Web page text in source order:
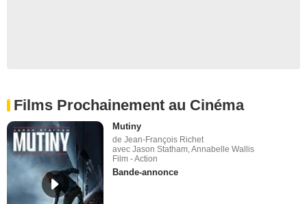
Films Prochainement au Cinéma
Mutiny
de Jean-François Richet
avec Jason Statham, Annabelle Wallis
Film - Action
Bande-annonce